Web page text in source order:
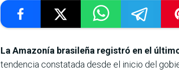
La Amazonía brasileña registró en el
tendencia constatada desde el inicio del